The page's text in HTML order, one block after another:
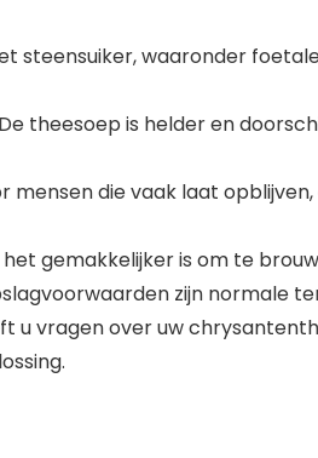
steensuiker, waaronder
theesoep is helder en
mensen die vaak laat
het gemakkelijker is om te
zijn normale
u vragen over uw